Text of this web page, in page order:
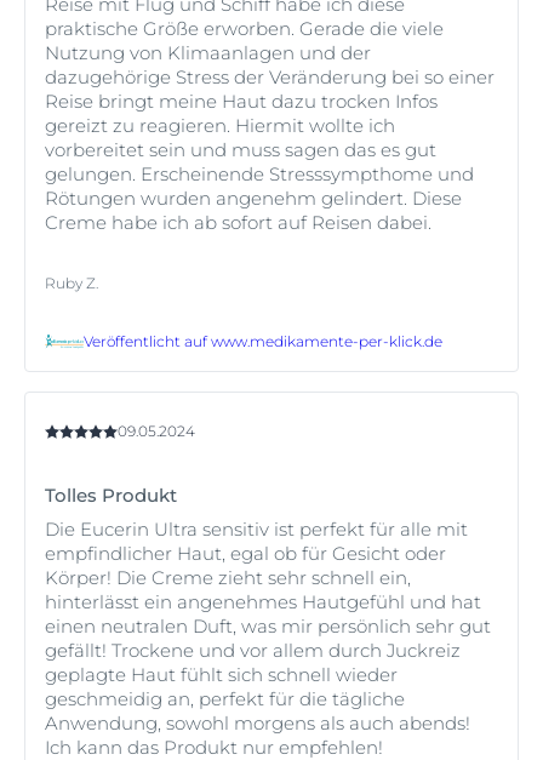
praktische Größe erworben. Gerade die viele
Nutzung von Klimaanlagen und der
dazugehörige Stress der Veränderung bei so einer
Reise bringt meine Haut dazu trocken Infos
gereizt zu reagieren. Hiermit wollte ich
vorbereitet sein und muss sagen das es gut
gelungen. Erscheinende Stresssympthome und
Rötungen wurden angenehm gelindert. Diese
Creme habe ich ab sofort auf Reisen dabei.
Ruby Z.
Veröffentlicht auf www.medikamente-per-klick.de
09.05.2024
Tolles Produkt
Die Eucerin Ultra sensitiv ist perfekt für alle mit
empfindlicher Haut, egal ob für Gesicht oder
Körper! Die Creme zieht sehr schnell ein,
hinterlässt ein angenehmes Hautgefühl und hat
einen neutralen Duft, was mir persönlich sehr gut
gefällt! Trockene und vor allem durch Juckreiz
geplagte Haut fühlt sich schnell wieder
geschmeidig an, perfekt für die tägliche
Anwendung, sowohl morgens als auch abends!
Ich kann das Produkt nur empfehlen!